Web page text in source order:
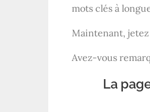
mots clés à
Maintenant,
Avez-vous
La